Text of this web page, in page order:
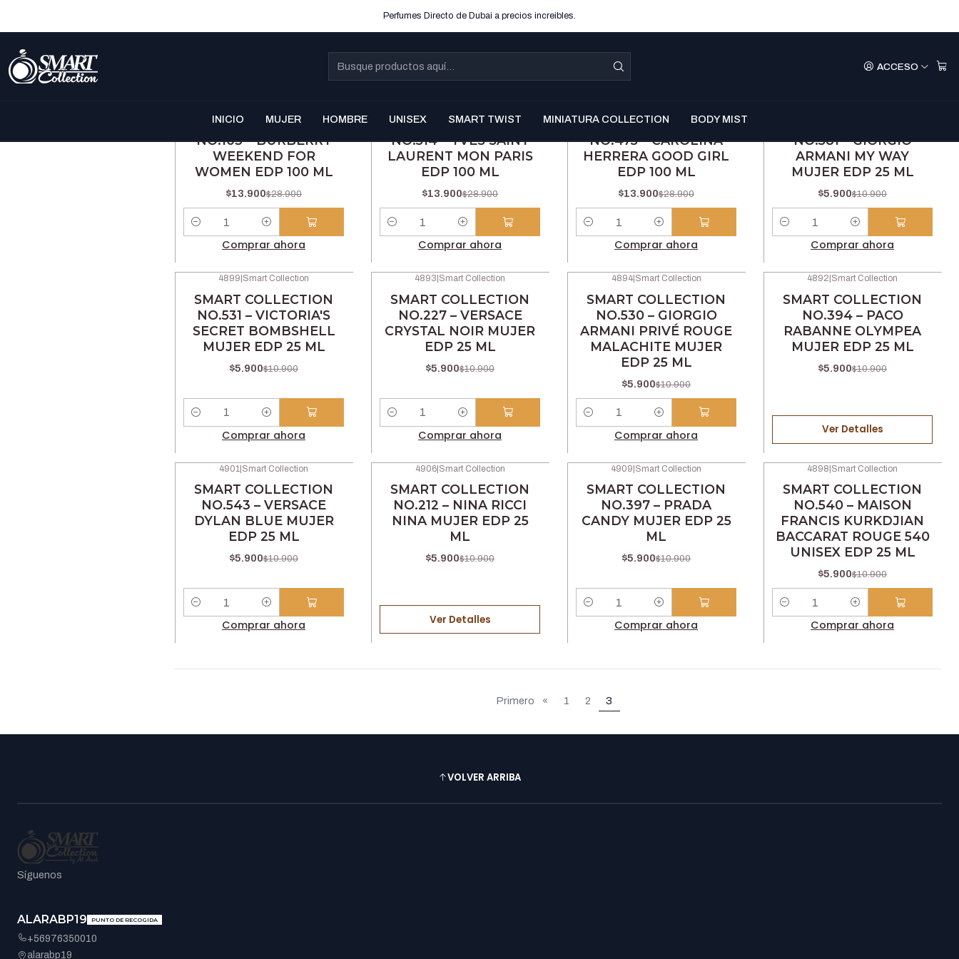
ACCESO
INICIO MUJER HOMBRE UNISEX SMART TWIST MINIATURA COLLECTION BODY MIST
Perfumes Directo de Dubai a precios increibles.
Mujer
-52% OFF
SMART COLLECTION
NO.103 – BURBERRY
WEEKEND FOR
WOMEN EDP 100 ML
$13.900$28.900
Comprar ahora
-52% OFF
SMART COLLECTION
NO.514 – YVES SAINT
LAURENT MON PARIS
EDP 100 ML
$13.900$28.900
Comprar ahora
-52% OFF
SMART COLLECTION
NO.475 – CAROLINA
HERRERA GOOD GIRL
EDP 100 ML
$13.900$28.900
Comprar ahora
NO.581 – GIORGIO
ARMANI MY WAY
MUJER EDP 25 ML
$5.900$10.900
Comprar ahora
4899 Smart Collection
SMART COLLECTION
NO.531 – VICTORIA'S
SECRET BOMBSHELL
MUJER EDP 25 ML
$5.900$10.900
Cantidad
Comprar ahora
4893 Smart Collection
SMART COLLECTION
NO.227 – VERSACE
CRYSTAL NOIR MUJER
EDP 25 ML
$5.900$10.900
Cantidad
Comprar ahora
4894| Smart Collection
SMART COLLECTION
NO.530 – GIORGIO
ARMANI PRIVÉ ROUGE
MALACHITE MUJER
EDP 25 ML
$5.900$10.900
Cantidad
Comprar ahora
No disponible
4892 Smart Collection
SMART COLLECTION
NO.394 – PACO
RABANNE OLYMPEA
MUJER EDP 25 ML
$5.900$10.900
Ver Detalles
4901 |Smart Collection
SMART COLLECTION
NO.543 – VERSACE
DYLAN BLUE MUJER
EDP 25 ML
$5.900$10.900
Comprar ahora
No disponible
4906|Smart Collection
SMART COLLECTION
NO.212 – NINA RICCI
NINA MUJER EDP 25
ML
$5.900$10.900
Ver Detalles
4909|Smart Collection
SMART COLLECTION
NO.397 – PRADA
CANDY MUJER EDP 25
ML
$5.900$10.900
Comprar ahora
4898|Smart Collection
SMART COLLECTION
NO.540 – MAISON
FRANCIS KURKDJIAN
BACCARAT ROUGE 540
UNISEX EDP 25 ML
$5.900$10.900
Comprar ahora
Primero « 1 2 3
VOLVER ARRIBA
Síguenos
ALARABP19 PUNTO DE RECOGIDA
+56976350010
alarabp19